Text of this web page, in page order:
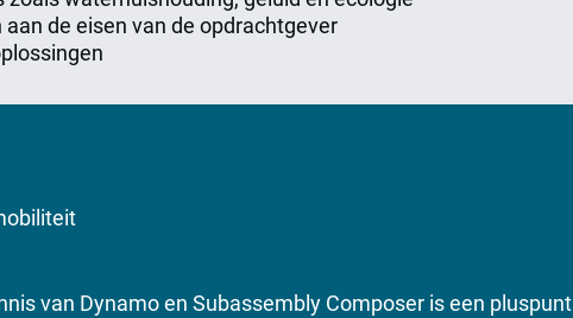
de eisen van de opdrachtgever
van Dynamo en Subassembly Composer is een pluspunt